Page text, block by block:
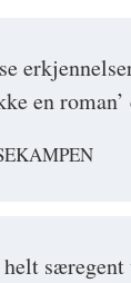
en roman’